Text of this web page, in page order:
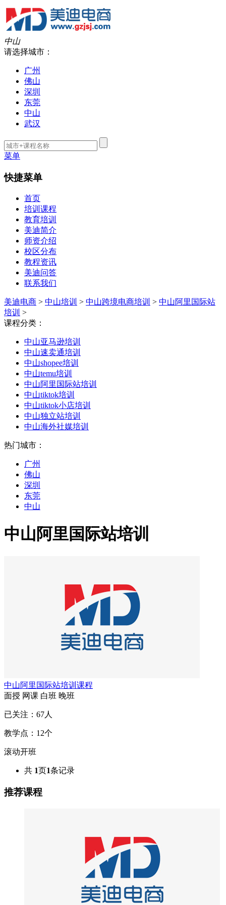
中山
请选择城市：
广州
佛山
深圳
东莞
中山
武汉
菜单
快捷菜单
首页
培训课程
教育培训
美迪简介
师资介绍
校区分布
教程资讯
美迪问答
联系我们
美迪电商 > 中山培训 > 中山跨境电商培训 > 中山阿里国际站
培训 >
课程分类：
中山亚马逊培训
中山速卖通培训
中山shopee培训
中山temu培训
中山阿里国际站培训
中山tiktok培训
中山tiktok小店培训
中山独立站培训
中山海外社媒培训
热门城市：
广州
佛山
深圳
东莞
中山
中山阿里国际站培训
中山阿里国际站培训课程
面授 网课 白班 晚班
已关注： 67人
教学点： 12个
滚动开班
共 1页1条记录
推荐课程